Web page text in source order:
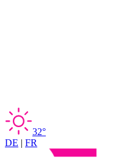
32°
DE | FR